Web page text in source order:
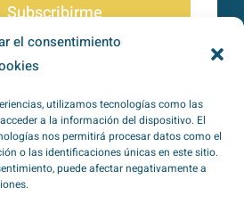
el consentimiento
utilizamos tecnologías como las
a la información del dispositivo. El
nos permitirá procesar datos como el
o las identificaciones únicas en este sitio.
puede afectar negativamente a
Subscribirme
*